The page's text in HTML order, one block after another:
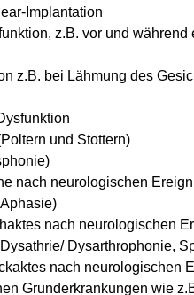
Implantation
z.B. vor und
z.B. bei Lähmung des
und Stottern)
nach neurologischen
nach neurologischen
Dysarthrophonie,
nach neurologischen
Grunderkrankungen wie